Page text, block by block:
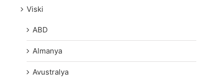
Viski
ABD
Almanya
Avustralya